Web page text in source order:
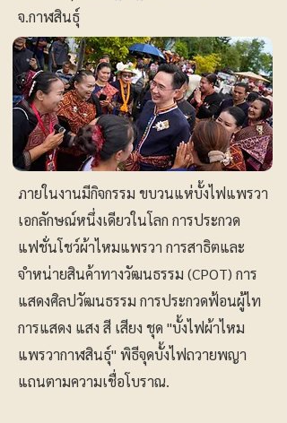
จ.กาฬสินธุ์
ภายในงานมีกิจกรรม ขบวนแห่บั้งไฟแพรวา
เอกลักษณ์หนึ่งเดียวในโลก การประกวด
แฟชั่นโชว์ผ้าไหมแพรวา การสาธิตและ
จำหน่ายสินค้าทางวัฒนธรรม (CPOT) การ
แสดงศิลปวัฒนธรรม การประกวดฟ้อนผู้ไท
การแสดง แสง สี เสียง ชุด "บั้งไฟผ้าไหม
แพรวากาฬสินธุ์" พิธีจุดบั้งไฟถวายพญา
แถนตามความเชื่อโบราณ.